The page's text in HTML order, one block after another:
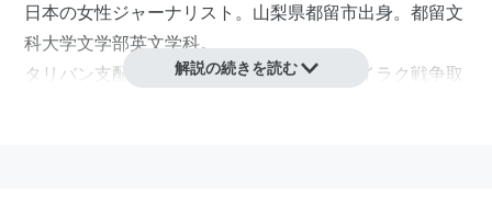
日本の女性ジャーナリスト。山梨県都留市出身。都留文
科大学文学部英文学科。
タリバン支配下時のアフガニスタン取材やイラク戦争取
解説の続きを読む